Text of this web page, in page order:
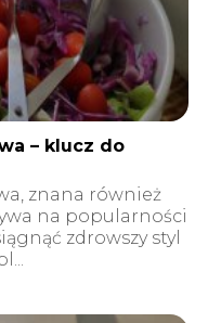
– klucz do
znana również
na popularności
zdrowszy styl